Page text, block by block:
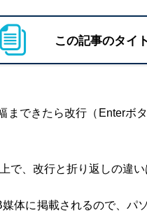
この記事のタイ
まできたら改行（Enterボ
で、改行と折り返しの違い
体に掲載されるので、パ